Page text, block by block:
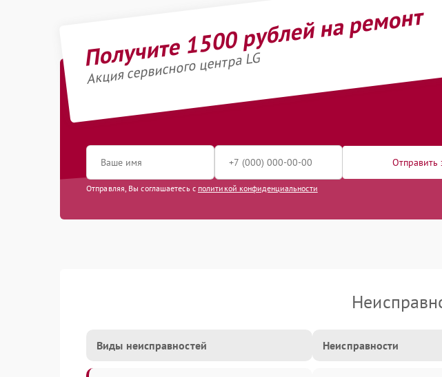
Получите 1500 рублей на ремонт
Акция сервисного центра LG
Отправить
Отправляя, Вы соглашаетесь с политикой конфиденциальности
Виды неисправностей Неисправности